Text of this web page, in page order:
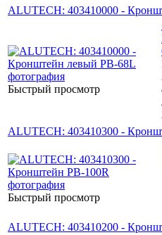
ALUTECH: 403410000 -
Быстрый просмотр
ALUTECH: 403410300 -
Быстрый просмотр
ALUTECH: 403410200 -